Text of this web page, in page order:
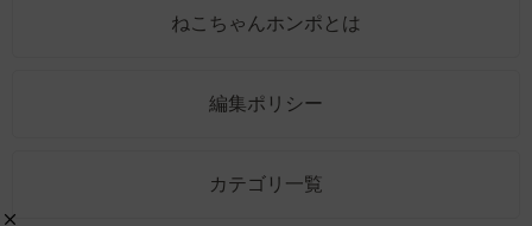
ねこちゃんホンポとは
編集ポリシー
カテゴリ一覧